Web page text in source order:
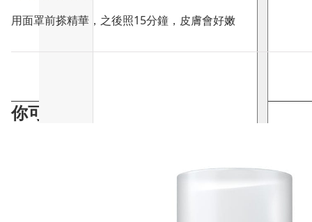
用面罩前搽精華，之後照15分鐘，皮膚會好嫩
你可能會喜歡